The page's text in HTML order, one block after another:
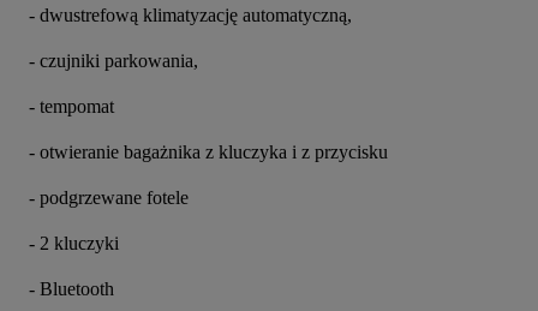
- dwustrefową klimatyzację automatyczną,
- czujniki parkowania,
- tempomat
- otwieranie bagażnika z kluczyka i z przycisku
- podgrzewane fotele
- 2 kluczyki
- Bluetooth